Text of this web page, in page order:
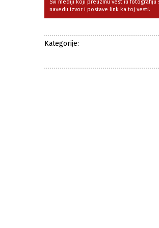
Svi mediji koji preuzmu vest ili
navedu izvor i postave link ka toj vesti.
Kategorije: